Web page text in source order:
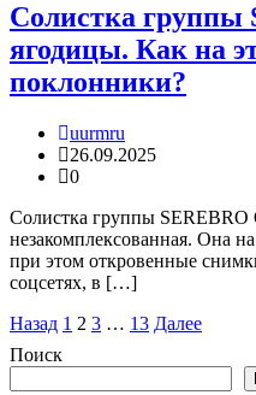
Солистка группы
ягодицы. Как на
поклонники?
uurmru
26.09.2025
0
Солистка группы SEREBRO
незакомплексованная. Она
при этом откровенные
соцсетях, в […]
Пагинация
записей
Назад 1 2 3 … 13 Далее
Поиск